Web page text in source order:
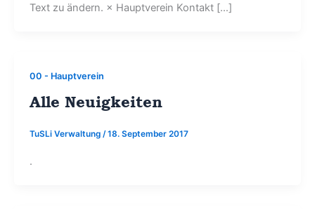
Text zu ändern. × Hauptverein Kontakt […]
00 - Hauptverein
Alle Neuigkeiten
TuSLi Verwaltung /18. September 2017
.